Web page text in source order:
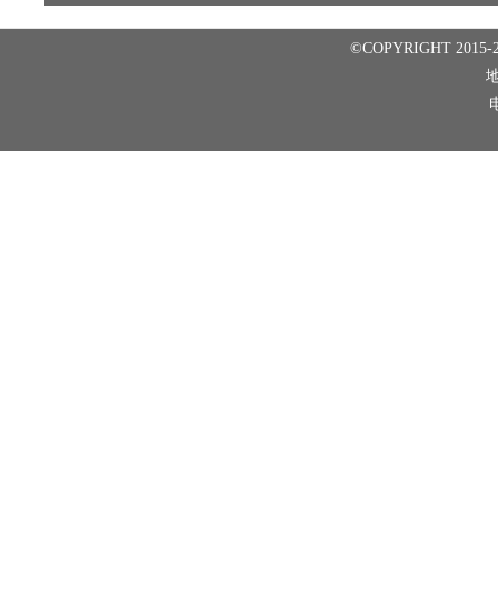
©COPYRIGHT 2015-